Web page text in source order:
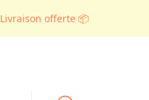
Livraison offerte 📦